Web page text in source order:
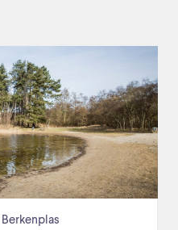
Berkenplas